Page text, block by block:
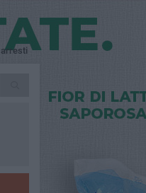
Dieta